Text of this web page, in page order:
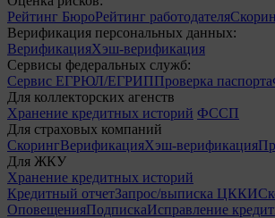
Рейтинг БюроРейтинг работодателя
Верификация персональных данных:
ВерификацияХэш-верификация
Сервисы федеральных служб:
Сервис ЕГРЮЛ/ЕГРИППроверка паспорта
Для коллекторских агенств
Хранение кредитных историй ФССП
Для страховых компаний
СкорингВерификацияХэш-верификация
Для ЖКУ
Хранение кредитных историй
Кредитный отчетЗапрос/выписка ЦККИ
ОповещенияПодпискаИсправление